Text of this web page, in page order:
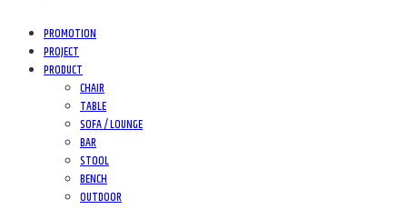
PROMOTION
PROJECT
PRODUCT
CHAIR
TABLE
SOFA / LOUNGE
BAR
STOOL
BENCH
OUTDOOR